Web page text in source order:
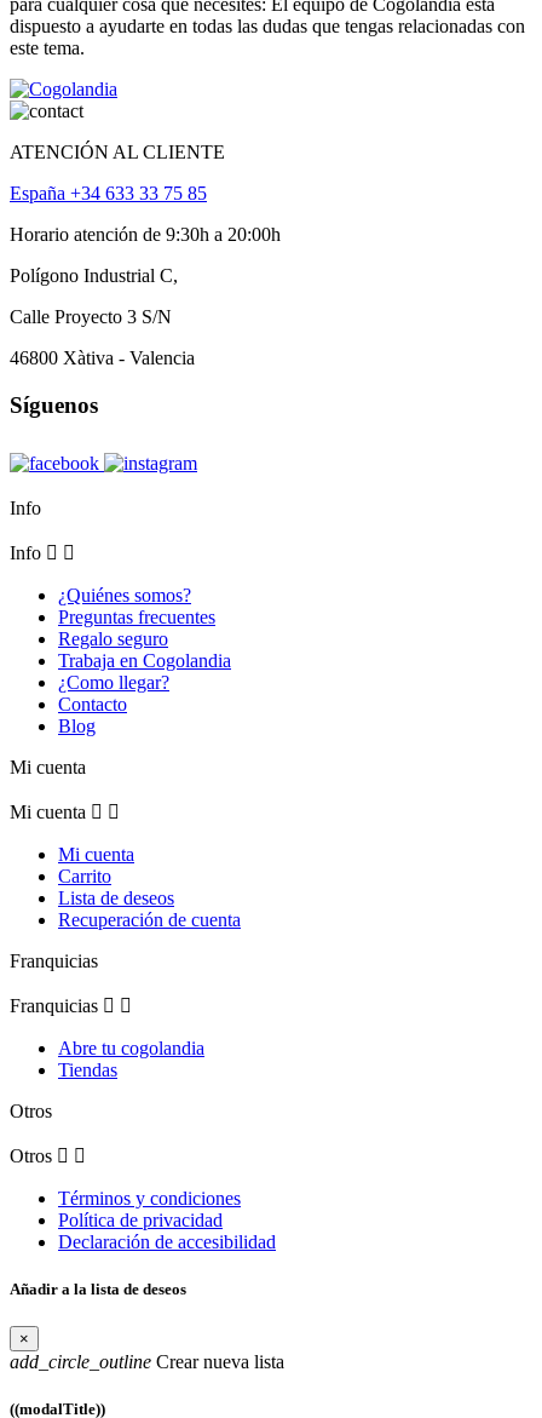
para cualquier cosa que necesites: El equipo de Cogolandia está
dispuesto a ayudarte en todas las dudas que tengas relacionadas con
este tema.
ATENCIÓN AL CLIENTE
España +34 633 33 75 85
Horario atención de 9:30h a 20:00h
Polígono Industrial C,
Calle Proyecto 3 S/N
46800 Xàtiva - Valencia
Síguenos
Info
Info  
¿Quiénes somos?
Preguntas frecuentes
Regalo seguro
Trabaja en Cogolandia
¿Como llegar?
Contacto
Blog
Mi cuenta
Mi cuenta  
Mi cuenta
Carrito
Lista de deseos
Recuperación de cuenta
Franquicias
Franquicias  
Abre tu cogolandia
Tiendas
Otros
Otros  
Términos y condiciones
Política de privacidad
Declaración de accesibilidad
Añadir a la lista de deseos
×
add_circle_outline Crear nueva lista
((modalTitle))